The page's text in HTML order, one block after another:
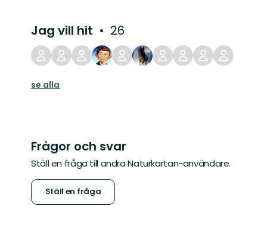
Jag vill hit 26
se alla
Frågor och svar
Ställ en fråga till andra Naturkartan-användare.
Ställ en fråga